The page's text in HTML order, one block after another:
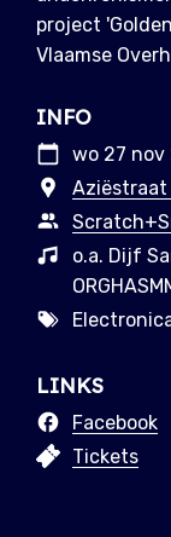
project
Vlaamse
INFO
wo 27
Aziëstraat
o.a. Dijf
LINKS
Facebook
Tickets